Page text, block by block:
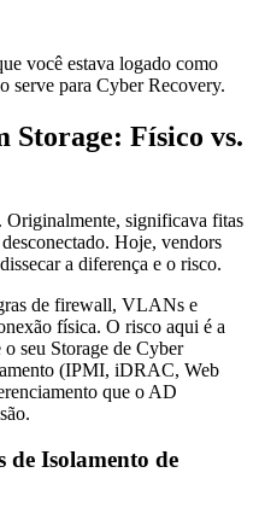
você estava logado como
serve para Cyber Recovery.
Storage: Físico vs.
significava fitas
Hoje, vendors
a diferença e o risco.
de firewall, VLANs e
física. O risco aqui é a
o seu Storage de Cyber
(IPMI, iDRAC, Web
que o AD
Isolamento de